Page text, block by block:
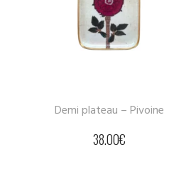
Demi plateau – Pivoine
38.00€